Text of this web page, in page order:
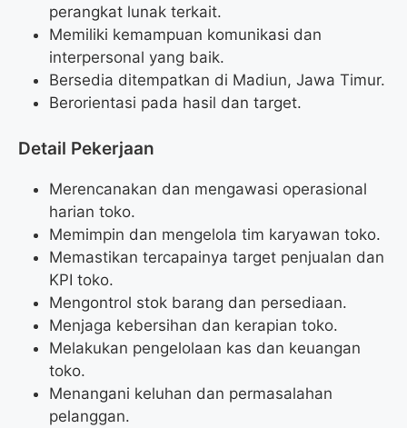
perangkat lunak terkait.
Memiliki kemampuan komunikasi dan
interpersonal yang baik.
Bersedia ditempatkan di Madiun, Jawa Timur.
Berorientasi pada hasil dan target.
Detail Pekerjaan
Merencanakan dan mengawasi operasional
harian toko.
Memimpin dan mengelola tim karyawan toko.
Memastikan tercapainya target penjualan dan
KPI toko.
Mengontrol stok barang dan persediaan.
Menjaga kebersihan dan kerapian toko.
Melakukan pengelolaan kas dan keuangan
toko.
Menangani keluhan dan permasalahan
pelanggan.